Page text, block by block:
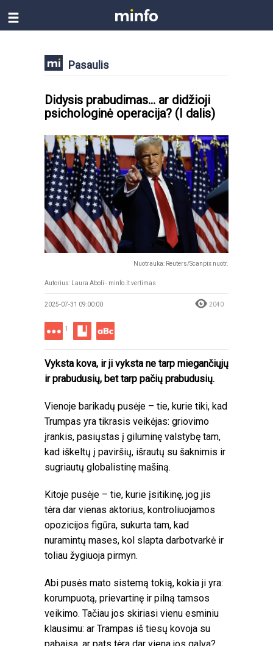
Pasaulis
Didysis prabudimas... ar didžioji
psichologinė operacija? (I dalis)
Nuotrauka: Reuters/Scanpix nuotr.
Autorius: Laura Aboli - minfo.lt vertimas
2025-07-31 09:00:00 2040
1
Vyksta kova, ir ji vyksta ne tarp miegančiųjų
ir prabudusių, bet tarp pačių prabudusių.
Vienoje barikadų pusėje – tie, kurie tiki, kad
Trumpas yra tikrasis veikėjas: griovimo
įrankis, pasiųstas į giluminę valstybę tam,
kad iškeltų į paviršių, išrautų su šaknimis ir
sugriautų globalistinę mašiną.
Kitoje pusėje – tie, kurie įsitikinę, jog jis
tėra dar vienas aktorius, kontroliuojamos
opozicijos figūra, sukurta tam, kad
nuramintų mases, kol slapta darbotvarkė ir
toliau žygiuoja pirmyn.
Abi pusės mato sistemą tokią, kokia ji yra:
korumpuotą, prievartinę ir pilną tamsos
veikimo. Tačiau jos skiriasi vienu esminiu
klausimu: ar Trampas iš tiesų kovoja su